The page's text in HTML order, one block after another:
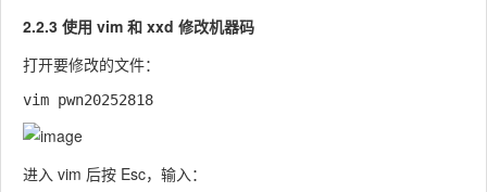
2.2.3 使用 vim 和 xxd 修改机器码
打开要修改的文件：
进入 vim 后按 Esc，输入：